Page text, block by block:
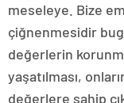
meseleye. Bize
çiğnenmesidir
değerlerin
yaşatılması,
değerlere sahip